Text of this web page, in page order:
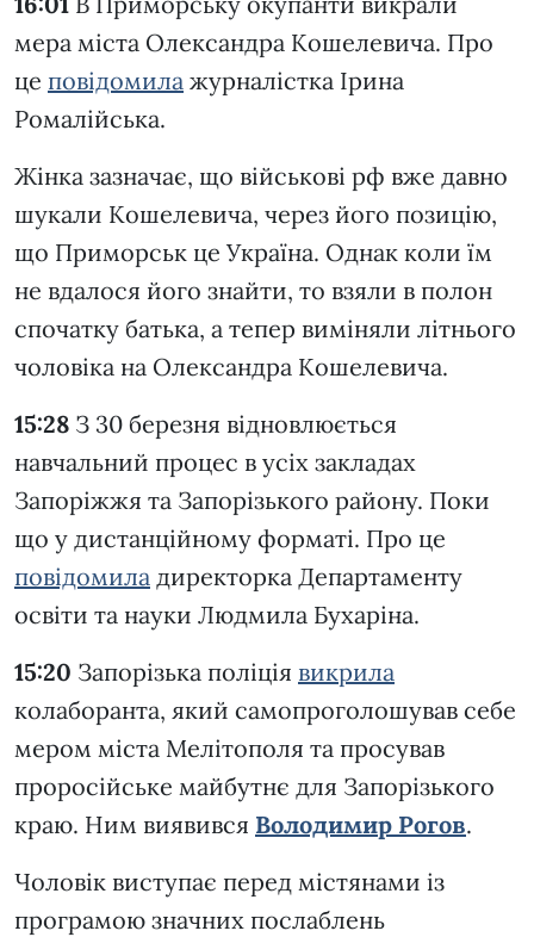
мера міста Олександра Кошелевича. Про
це повідомила журналістка Ірина
Ромалійська.
Жінка зазначає, що військові рф вже давно
шукали Кошелевича, через його позицію,
що Приморськ це Україна. Однак коли їм
не вдалося його знайти, то взяли в полон
спочатку батька, а тепер виміняли літнього
чоловіка на Олександра Кошелевича.
15:28 З 30 березня відновлюється
навчальний процес в усіх закладах
Запоріжжя та Запорізького району. Поки
що у дистанційному форматі. Про це
повідомила директорка Департаменту
освіти та науки Людмила Бухаріна.
15:20 Запорізька поліція викрила
колаборанта, який самопроголошував себе
мером міста Мелітополя та просував
проросійське майбутнє для Запорізького
краю. Ним виявився Володимир Рогов.
Чоловік виступає перед містянами із
програмою значних послаблень